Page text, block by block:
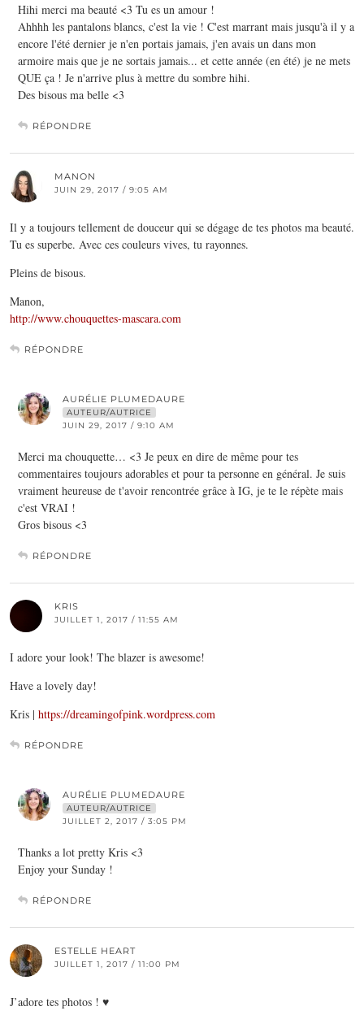
Hihi merci ma beauté <3 Tu es un amour !
Ahhhh les pantalons blancs, c'est la vie ! C'est marrant mais jusqu'à il y a
encore l'été dernier je n'en portais jamais, j'en avais un dans mon
armoire mais que je ne sortais jamais... et cette année (en été) je ne mets
QUE ça ! Je n'arrive plus à mettre du sombre hihi.
Des bisous ma belle <3
RÉPONDRE
MANON
JUIN 29, 2017 / 9:05 AM
Il y a toujours tellement de douceur qui se dégage de tes photos ma beauté.
Tu es superbe. Avec ces couleurs vives, tu rayonnes.
Pleins de bisous.
Manon,
http://www.chouquettes-mascara.com
RÉPONDRE
AURÉLIE PLUMEDAURE
AUTEUR/AUTRICE
JUIN 29, 2017 / 9:10 AM
Merci ma chouquette… <3 Je peux en dire de même pour tes
commentaires toujours adorables et pour ta personne en général. Je suis
vraiment heureuse de t'avoir rencontrée grâce à IG, je te le répète mais
c'est VRAI !
Gros bisous <3
RÉPONDRE
KRIS
JUILLET 1, 2017 / 11:55 AM
I adore your look! The blazer is awesome!
Have a lovely day!
Kris | https://dreamingofpink.wordpress.com
RÉPONDRE
AURÉLIE PLUMEDAURE
AUTEUR/AUTRICE
JUILLET 2, 2017 / 3:05 PM
Thanks a lot pretty Kris <3
Enjoy your Sunday !
RÉPONDRE
ESTELLE HEART
JUILLET 1, 2017 / 11:00 PM
J’adore tes photos ! ♥